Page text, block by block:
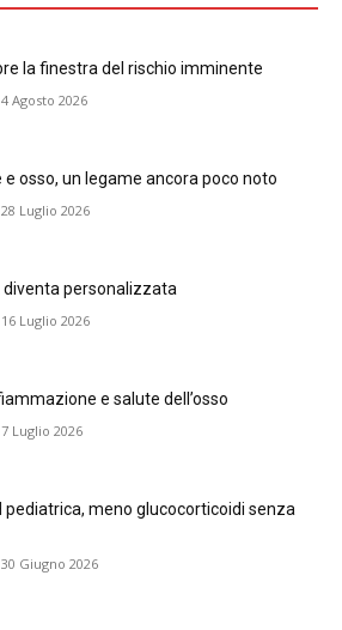
la finestra del rischio imminente
4 Agosto 2026
osso, un legame ancora poco noto
28 Luglio 2026
personalizzata
16 Luglio 2026
e salute dell’osso
7 Luglio 2026
pediatrica, meno glucocorticoidi senza
30 Giugno 2026